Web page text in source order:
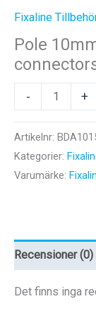
Fixaline
Pole
-
10mm/1,5m
with
T16
connectors.
+
Artikelnr:
Kategorier:
Varumärke:
Recensioner (0)
Det finns inga